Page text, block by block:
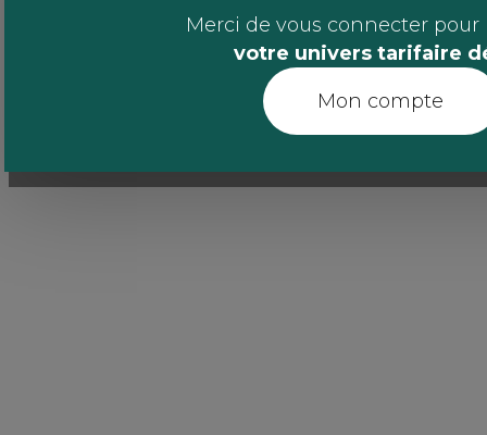
Merci de vous connecter pour
votre univers tarifaire
Mon compte